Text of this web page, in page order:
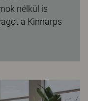
nélkül is
a Kinnarps